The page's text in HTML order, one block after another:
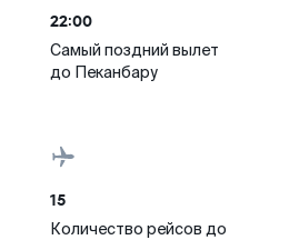
22:00
Самый поздний вылет
до Пеканбару
15
Количество рейсов до